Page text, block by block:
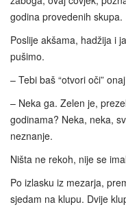
godina provedenih skupa.
Poslije akšama, hadžija i
pušimo.
– Tebi baš “otvori oči”
– Neka ga. Zelen je,
godinama? Neka, neka,
neznanje.
Ništa ne rekoh, nije se
Po izlasku iz mezarja,
sjedam na klupu. Dvije